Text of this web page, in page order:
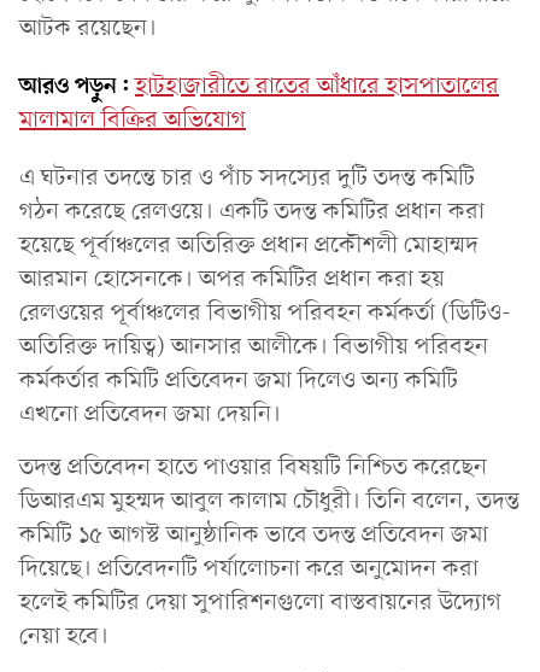
আটক রয়েছেন।
আরও পড়ুন: হাটহাজারীতে রাতের আঁধারে হাসপাতালের
মালামাল বিক্রির অভিযোগ
এ ঘটনার তদন্তে চার ও পাঁচ সদস্যের দুটি তদন্ত কমিটি
গঠন করেছে রেলওয়ে। একটি তদন্ত কমিটির প্রধান করা
হয়েছে পূর্বাঞ্চলের অতিরিক্ত প্রধান প্রকৌশলী মোহাম্মদ
আরমান হোসেনকে। অপর কমিটির প্রধান করা হয়
রেলওয়ের পূর্বাঞ্চলের বিভাগীয় পরিবহন কর্মকর্তা (ডিটিও-
অতিরিক্ত দায়িত্ব) আনসার আলীকে। বিভাগীয় পরিবহন
কর্মকর্তার কমিটি প্রতিবেদন জমা দিলেও অন্য কমিটি
এখনো প্রতিবেদন জমা দেয়নি।
তদন্ত প্রতিবেদন হাতে পাওয়ার বিষয়টি নিশ্চিত করেছেন
ডিআরএম মুহম্মদ আবুল কালাম চৌধুরী। তিনি বলেন, তদন্ত
কমিটি ১৫ আগস্ট আনুষ্ঠানিক ভাবে তদন্ত প্রতিবেদন জমা
দিয়েছে। প্রতিবেদনটি পর্যালোচনা করে অনুমোদন করা
হলেই কমিটির দেয়া সুপারিশনগুলো বাস্তবায়নের উদ্যোগ
নেয়া হবে।